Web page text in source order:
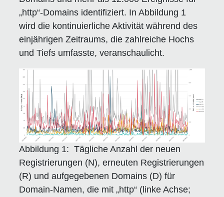
„http“-Domains identifiziert. In Abbildung 1
wird die kontinuierliche Aktivität während des
einjährigen Zeitraums, die zahlreiche Hochs
und Tiefs umfasste, veranschaulicht.
Abbildung 1: Tägliche Anzahl der neuen
Registrierungen (N), erneuten Registrierungen
(R) und aufgegebenen Domains (D) für
Domain-Namen, die mit „http“ (linke Achse;